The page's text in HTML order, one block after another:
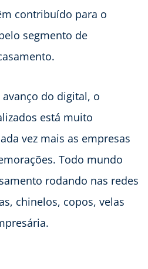
contribuído para o
segmento de
avanço do digital, o
está muito
vez mais as empresas
Todo mundo
rodando nas redes
chinelos, copos, velas